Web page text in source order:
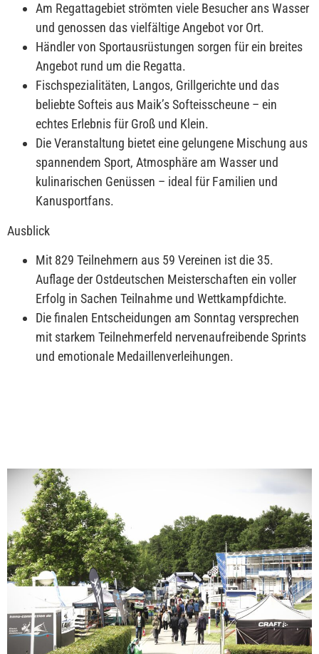
Am Regattagebiet strömten viele Besucher ans Wasser
und genossen das vielfältige Angebot vor Ort.
Händler von Sportausrüstungen sorgen für ein breites
Angebot rund um die Regatta.
Fischspezialitäten, Langos, Grillgerichte und das
beliebte Softeis aus Maik’s Softeisscheune – ein
echtes Erlebnis für Groß und Klein.
Die Veranstaltung bietet eine gelungene Mischung aus
spannendem Sport, Atmosphäre am Wasser und
kulinarischen Genüssen – ideal für Familien und
Kanusportfans.
Ausblick
Mit 829 Teilnehmern aus 59 Vereinen ist die 35.
Auflage der Ostdeutschen Meisterschaften ein voller
Erfolg in Sachen Teilnahme und Wettkampfdichte.
Die finalen Entscheidungen am Sonntag versprechen
mit starkem Teilnehmerfeld nervenaufreibende Sprints
und emotionale Medaillenverleihungen.